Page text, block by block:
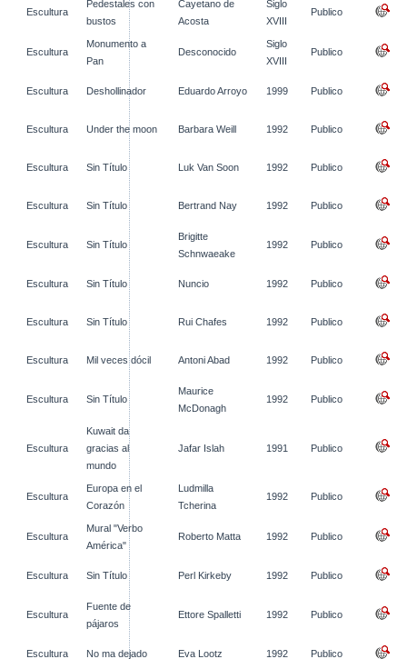
Escultura
Pedestales con
bustos
Cayetano de
Acosta
Siglo
XVIII
Publico
Escultura
Monumento a
Pan
Desconocido
Siglo
XVIII
Publico
Escultura Deshollinador Eduardo Arroyo 1999 Publico
Escultura Under the moon Barbara Weill 1992 Publico
Escultura Sin Título Luk Van Soon 1992 Publico
Escultura Sin Título Bertrand Nay 1992 Publico
Escultura Sin Título
Brigitte
Schnwaeake
1992 Publico
Escultura Sin Título Nuncio 1992 Publico
Escultura Sin Título Rui Chafes 1992 Publico
Escultura Mil veces dócil Antoni Abad 1992 Publico
Escultura Sin Título
Maurice
McDonagh
1992 Publico
Escultura
Kuwait da
gracias al
mundo
Jafar Islah 1991 Publico
Escultura
Europa en el
Corazón
Ludmilla
Tcherina
1992 Publico
Escultura
Mural "Verbo
América"
Roberto Matta 1992 Publico
Escultura Sin Título Perl Kirkeby 1992 Publico
Escultura
Fuente de
pájaros
Ettore Spalletti 1992 Publico
Escultura No ma dejado Eva Lootz 1992 Publico